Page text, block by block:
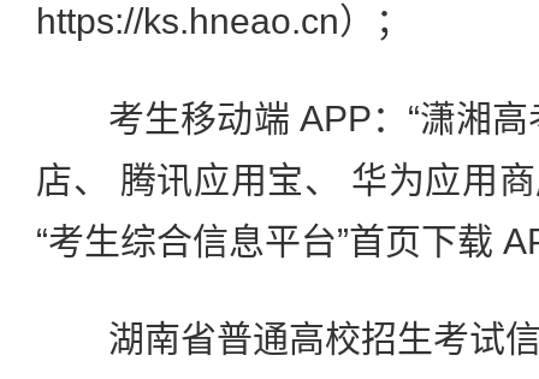
https://ks.hneao.cn）；
考生移动端 APP：“潇湘高
店、 腾讯应用宝、 华为应用
“考生综合信息平台”首页下载
湖南省普通高校招生考试信